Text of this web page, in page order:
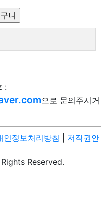
:
으로 문의주시거
인정보처리방침
저작권안
Reserved.